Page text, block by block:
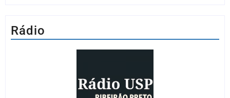
Rádio